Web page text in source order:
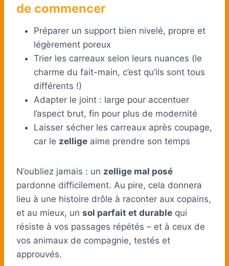
de commencer
Préparer un support bien nivelé, propre et
légèrement poreux
Trier les carreaux selon leurs nuances (le
charme du fait-main, c’est qu’ils sont tous
différents !)
Adapter le joint : large pour accentuer
l’aspect brut, fin pour plus de modernité
Laisser sécher les carreaux après coupage,
car le zellige aime prendre son temps
N’oubliez jamais : un zellige mal posé
pardonne difficilement. Au pire, cela donnera
lieu à une histoire drôle à raconter aux copains,
et au mieux, un sol parfait et durable qui
résiste à vos passages répétés – et à ceux de
vos animaux de compagnie, testés et
approuvés.